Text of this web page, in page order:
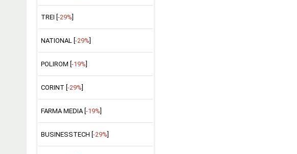
TREI [ -29%
NATIONAL [ -29%
POLIROM [ -19%
CORINT [ -29%
FARMA MEDIA [ -19%
BUSINESSTECH [-29%]